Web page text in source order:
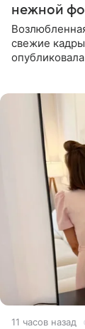
нежной
свежие
11 часов назад